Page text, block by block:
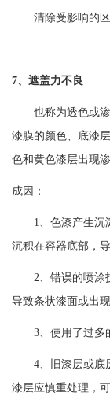
清除受影响的
7、遮盖力不良
也称为透色或
漆膜的颜色、底漆
色和黄色漆层出现
成因：
1、色漆产生沉
沉积在容器底部，
2、错误的喷涂
导致条状漆面或出
3、使用了过多
4、旧漆层或底
漆层应慎重处理，